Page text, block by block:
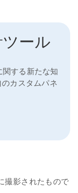
ール
関する新たな知
カスタムパネ
撮影されたもので